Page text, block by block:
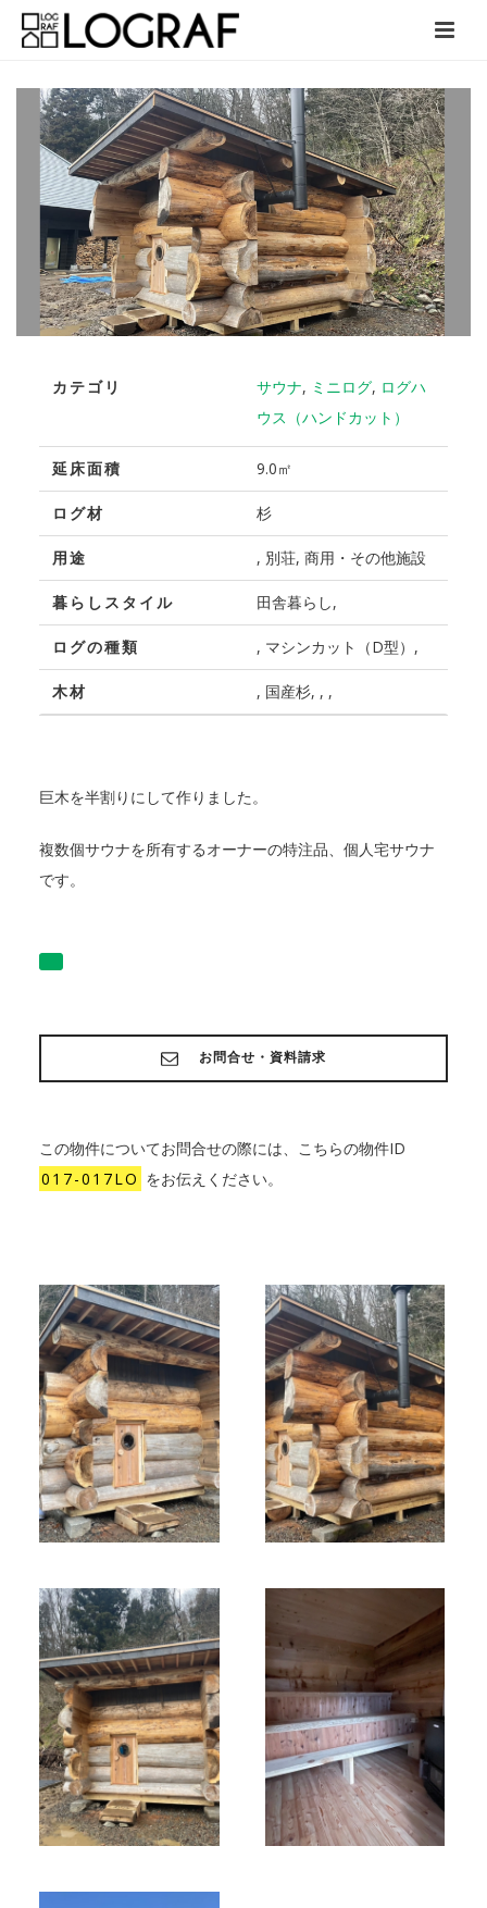
カテゴリ サウナ, ミニログ, ログハ
ウス（ハンドカット）
延床面積 9.0㎡
ログ材 杉
用途 , 別荘, 商用・その他施設
暮らしスタイル 田舎暮らし,
ログの種類 , マシンカット（D型）,
木材 , 国産杉, , ,
巨木を半割りにして作りました。
複数個サウナを所有するオーナーの特注品、個人宅サウナ
です。
お問合せ・資料請求
この物件についてお問合せの際には、こちらの物件ID
017-017LO をお伝えください。